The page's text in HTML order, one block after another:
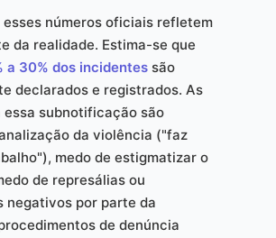
esses números oficiais refletem
da realidade. Estima-se que
a 30% dos incidentessão
declarados e registrados. As
essa subnotificação são
da violência ("faz
medo de estigmatizar o
de represálias ou
negativos por parte da
de denúncia